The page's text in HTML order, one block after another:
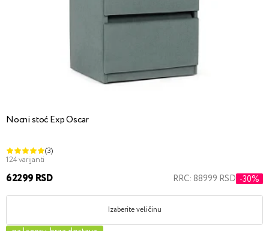
Nocni stoć Exp Oscar
(3)
124 varijanti
62299 RSD RRC: 88999 RSD -30%
Izaberite veličinu